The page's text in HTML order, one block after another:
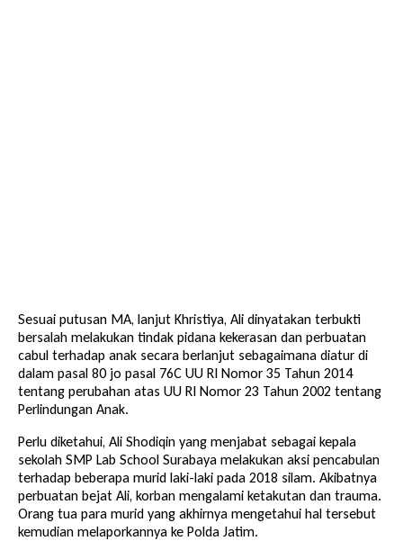
Sesuai putusan MA, lanjut Khristiya, Ali dinyatakan terbukti
bersalah melakukan tindak pidana kekerasan dan perbuatan
cabul terhadap anak secara berlanjut sebagaimana diatur di
dalam pasal 80 jo pasal 76C UU RI Nomor 35 Tahun 2014
tentang perubahan atas UU RI Nomor 23 Tahun 2002 tentang
Perlindungan Anak.
Perlu diketahui, Ali Shodiqin yang menjabat sebagai kepala
sekolah SMP Lab School Surabaya melakukan aksi pencabulan
terhadap beberapa murid laki-laki pada 2018 silam. Akibatnya
perbuatan bejat Ali, korban mengalami ketakutan dan trauma.
Orang tua para murid yang akhirnya mengetahui hal tersebut
kemudian melaporkannya ke Polda Jatim.